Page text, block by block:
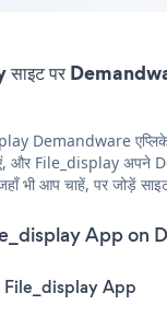
पर
Demandware
और File_display अपने
भी आप चाहें, पर जोड़ें
App on
App